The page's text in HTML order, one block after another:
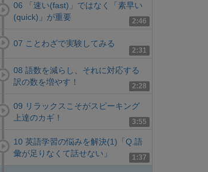
2:46
06 「速い(fast)」ではなく「素早い
(quick)」が重要
2:31
07 ことわざで実験してみる
2:28
08 語数を減らし、それに対応する
訳の数を増やす！
3:55
09 リラックスこそがスピーキング
上達のカギ！
1:37
10 英語学習の悩みを解決(1)「Q.語
彙が足りなくて話せない」